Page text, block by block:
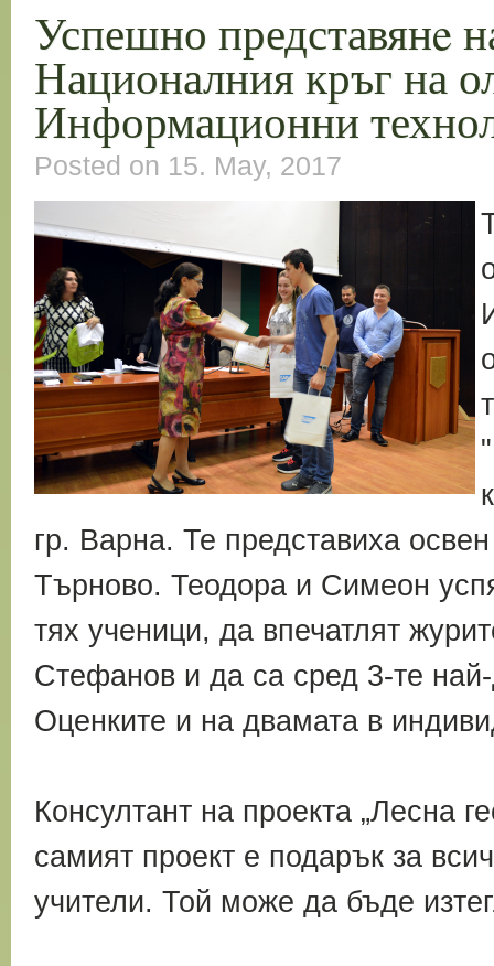
Успешно представянe
Националния кръг на
Информационни
Posted on 15. May, 2017
гр. Варна. Те представиха
Търново. Теодора и Симеон
тях ученици, да впечатлят
Стефанов и да са сред 3-те
Оценките и на двамата в
Консултант на проекта „Лесна
самият проект е подарък за
учители. Той може да бъде